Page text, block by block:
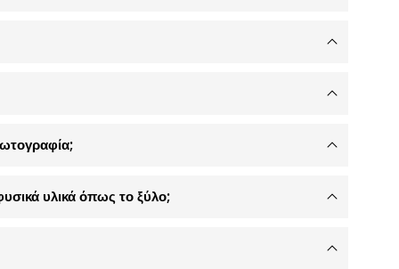
υλικά όπως το ξύλο;